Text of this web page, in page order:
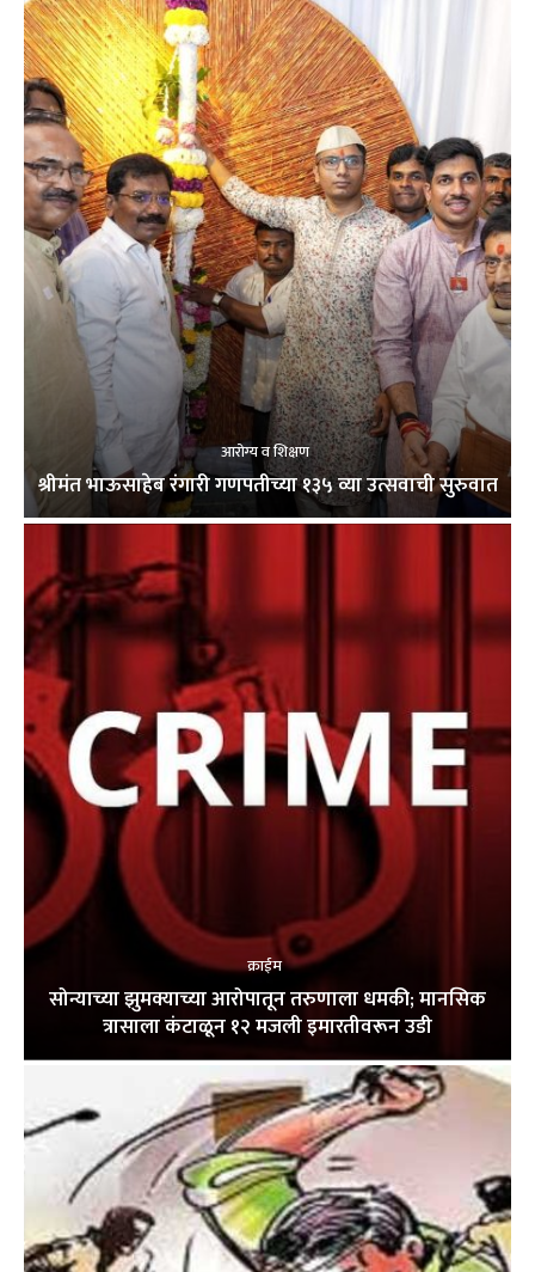
आरोग्य व शिक्षण
श्रीमंत भाऊसाहेब रंगारी गणपतीच्या १३५ व्या उत्सवाची सुरुवात
क्राईम
सोन्याच्या झुमक्याच्या आरोपातून तरुणाला धमकी; मानसिक
त्रासाला कंटाळून १२ मजली इमारतीवरून उडी